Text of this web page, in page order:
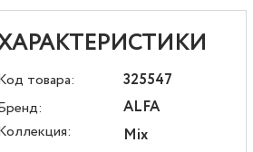
товара:
325547
ALFA
Mix